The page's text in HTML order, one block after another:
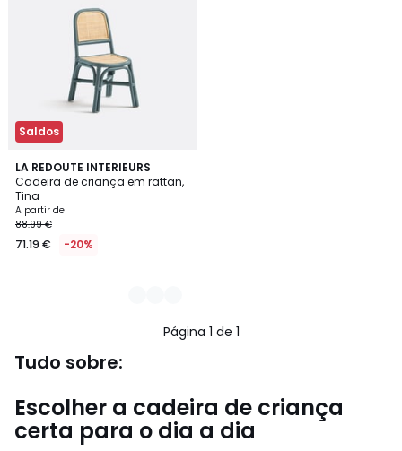
Saldos
LA REDOUTE INTERIEURS
Cadeira de criança em rattan,
Tina
A partir de
88.99 €
71.19 € -20%
2
Cores
Página 1 de 1
Tudo sobre:
Escolher a cadeira de criança
certa para o dia a dia